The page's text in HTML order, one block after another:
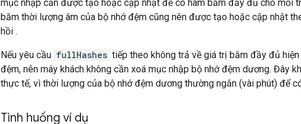
mục nhập cần được tạo hoặc cập nhật để có hàm băm đầy đủ cho mỗi
băm thời lượng âm của bộ nhớ đệm cũng nên được tạo hoặc cập nhật
hồi .
Nếu yêu cầu fullHashes tiếp theo không trả về giá trị băm đầy đủ
đệm, nên máy khách không cần xoá mục nhập bộ nhớ đệm dương. Đây
thực tế, vì thời lượng của bộ nhớ đệm dương thường ngắn (vài phút) để
Tình huống ví dụ